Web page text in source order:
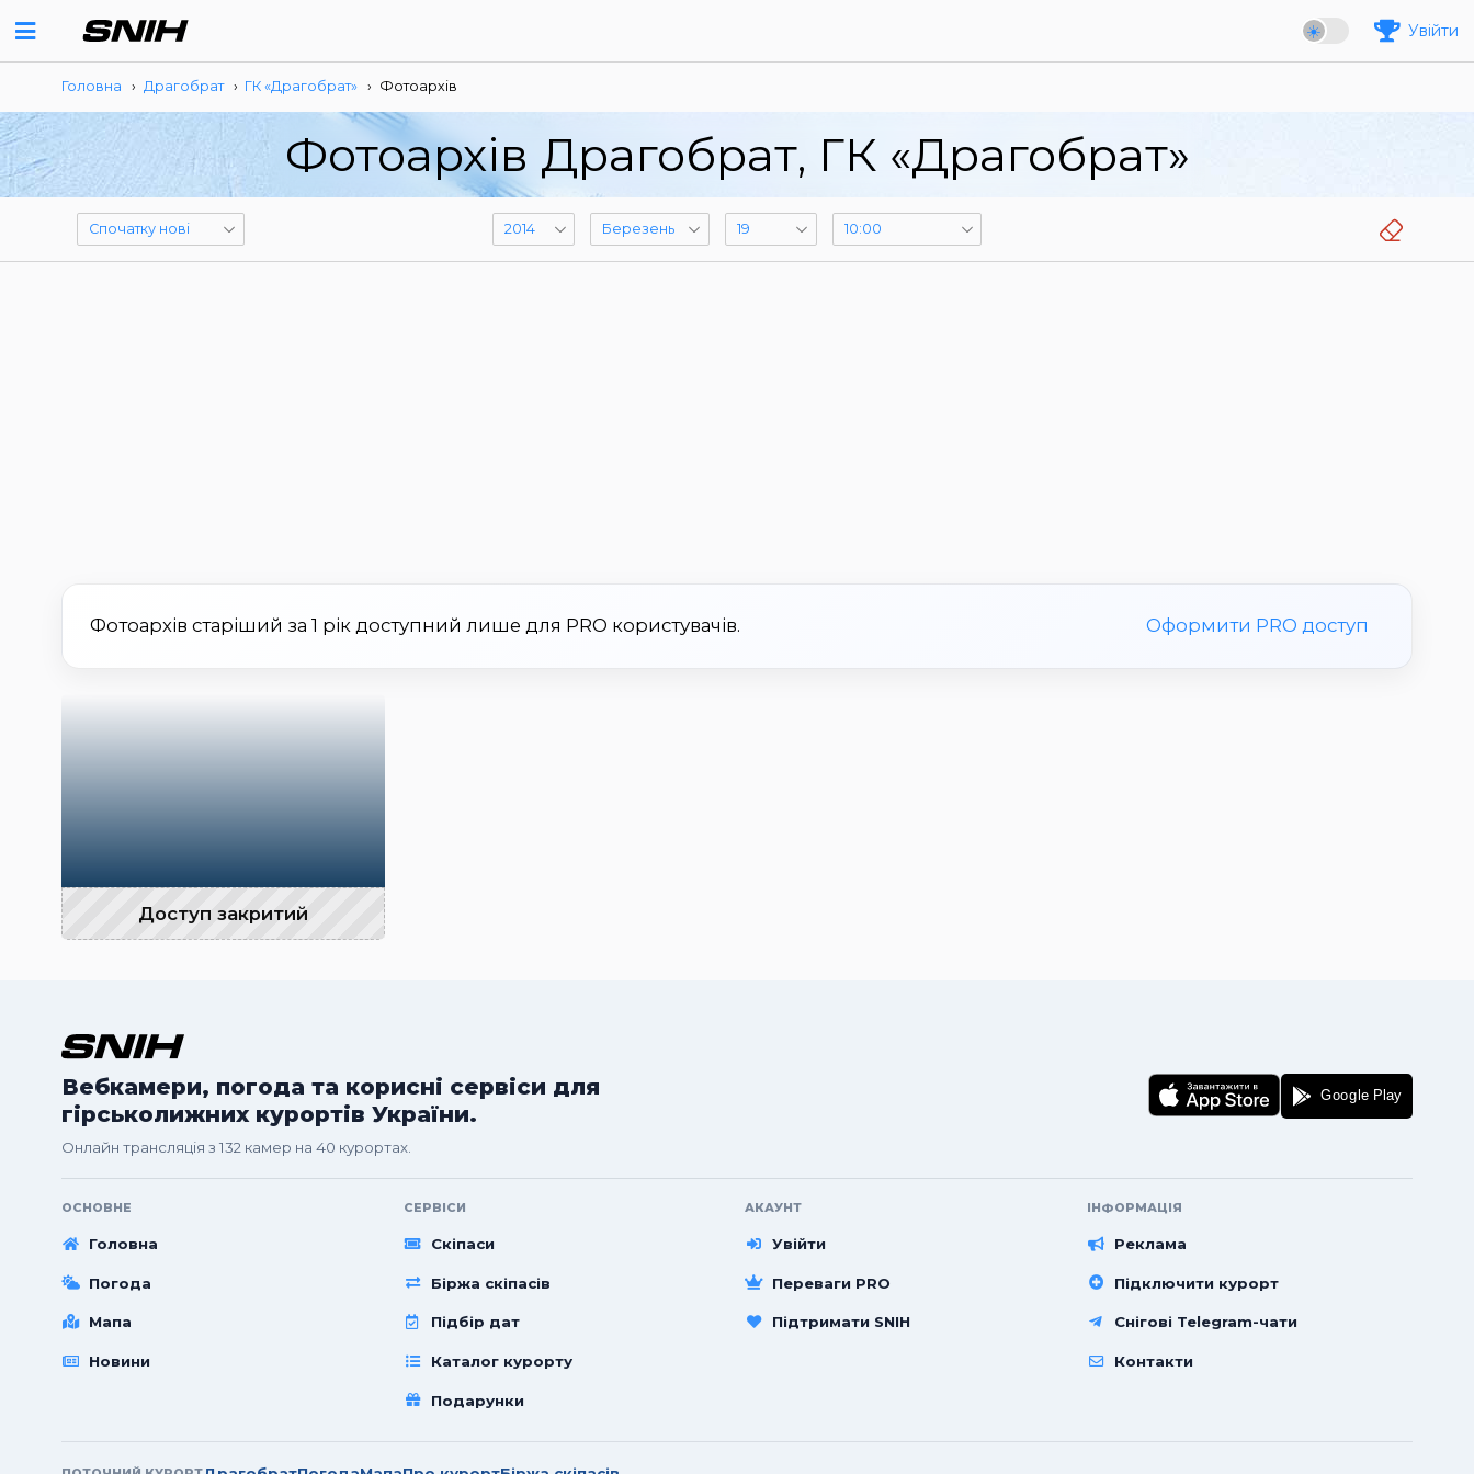
Увійти
Головна › Драгобрат › ГК «Драгобрат» › Фотоархів
Фотоархів Драгобрат, ГК «Драгобрат»
Фотоархів старіший за 1 рік доступний лише для PRO користувачів. Оформити PRO доступ
Доступ закритий
Вебкамери, погода та корисні сервіси для
гірськолижних курортів України.
Онлайн трансляція з 132 камер на 40 курортах.
ОСНОВНЕ
Головна
Погода
Мапа
Новини
СЕРВІСИ
Скіпаси
Біржа скіпасів
Підбір дат
Каталог курорту
Подарунки
АКАУНТ
Увійти
Переваги PRO
Підтримати SNIH
ІНФОРМАЦІЯ
Реклама
Підключити курорт
Снігові Telegram-чати
Контакти